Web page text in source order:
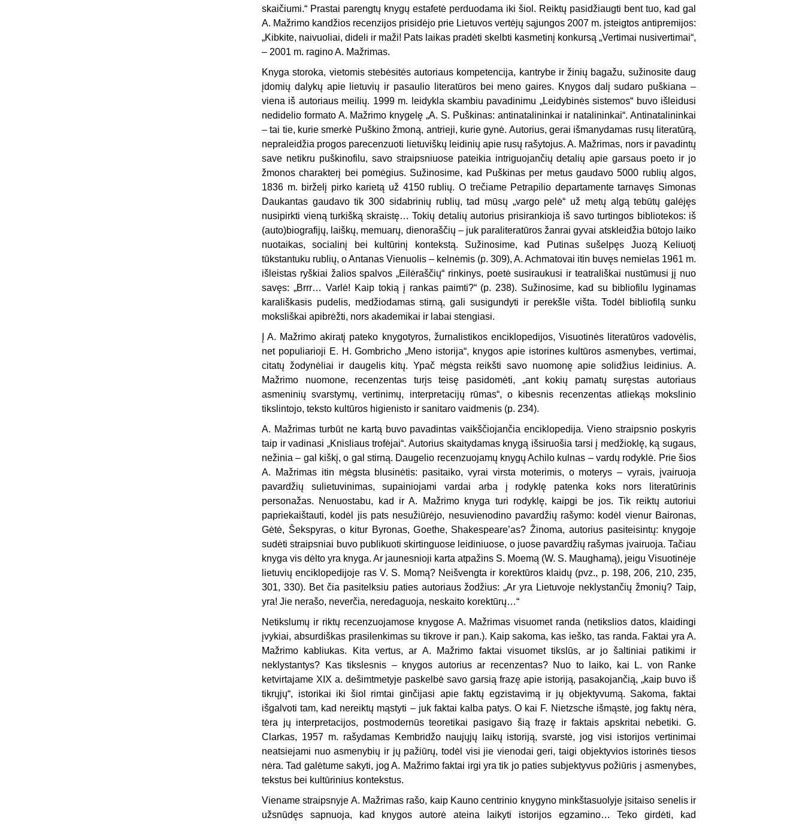
skaičiumi.“ Prastai parengtų knygų estafetė perduodama iki šiol. Reiktų pasidžiaugti bent tuo, kad gal
A. Mažrimo kandžios recenzijos prisidėjo prie Lietuvos vertėjų sąjungos 2007 m. įsteigtos antipremijos:
„Kibkite, naivuoliai, dideli ir maži! Pats laikas pradėti skelbti kasmetinį konkursą „Vertimai nusivertimai“,
– 2001 m. ragino A. Mažrimas.
Knyga storoka, vietomis stebėsitės autoriaus kompetencija, kantrybe ir žinių bagažu, sužinosite daug
įdomių dalykų apie lietuvių ir pasaulio literatūros bei meno gaires. Knygos dalį sudaro puškiana –
viena iš autoriaus meilių. 1999 m. leidykla skambiu pavadinimu „Leidybinės sistemos“ buvo išleidusi
nedidelio formato A. Mažrimo knygelę „A. S. Puškinas: antinatalininkai ir natalininkai“. Antinatalininkai
– tai tie, kurie smerkė Puškino žmoną, antrieji, kurie gynė. Autorius, gerai išmanydamas rusų literatūrą,
nepraleidžia progos parecenzuoti lietuviškų leidinių apie rusų rašytojus. A. Mažrimas, nors ir pavadintų
save netikru puškinofilu, savo straipsniuose pateikia intriguojančių detalių apie garsaus poeto ir jo
žmonos charakterį bei pomėgius. Sužinosime, kad Puškinas per metus gaudavo 5000 rublių algos,
1836 m. birželį pirko karietą už 4150 rublių. O trečiame Petrapilio departamente tarnavęs Simonas
Daukantas gaudavo tik 300 sidabrinių rublių, tad mūsų „vargo pelė“ už metų algą tebūtų galėjęs
nusipirkti vieną turkišką skraistę… Tokių detalių autorius prisirankioja iš savo turtingos bibliotekos: iš
(auto)biografijų, laiškų, memuarų, dienoraščių – juk paraliteratūros žanrai gyvai atskleidžia būtojo laiko
nuotaikas, socialinį bei kultūrinį kontekstą. Sužinosime, kad Putinas sušelpęs Juozą Keliuotį
tūkstantuku rublių, o Antanas Vienuolis – kelnėmis (p. 309), A. Achmatovai itin buvęs nemielas 1961 m.
išleistas ryškiai žalios spalvos „Eilėraščių“ rinkinys, poetė susiraukusi ir teatrališkai nustūmusi jį nuo
savęs: „Brrr… Varlė! Kaip tokią į rankas paimti?“ (p. 238). Sužinosime, kad su bibliofilu lyginamas
karališkasis pudelis, medžiodamas stirną, gali susigundyti ir perekšle višta. Todėl bibliofilą sunku
moksliškai apibrėžti, nors akademikai ir labai stengiasi.
Į A. Mažrimo akiratį pateko knygotyros, žurnalistikos enciklopedijos, Visuotinės literatūros vadovėlis,
net populiarioji E. H. Gombricho „Meno istorija“, knygos apie istorines kultūros asmenybes, vertimai,
citatų žodynėliai ir daugelis kitų. Ypač mėgsta reikšti savo nuomonę apie solidžius leidinius. A.
Mažrimo nuomone, recenzentas turįs teisę pasidomėti, „ant kokių pamatų suręstas autoriaus
asmeninių svarstymų, vertinimų, interpretacijų rūmas“, o kibesnis recenzentas atliekąs mokslinio
tikslintojo, teksto kultūros higienisto ir sanitaro vaidmenis (p. 234).
A. Mažrimas turbūt ne kartą buvo pavadintas vaikščiojančia enciklopedija. Vieno straipsnio poskyris
taip ir vadinasi „Knisliaus trofėjai“. Autorius skaitydamas knygą išsiruošia tarsi į medžioklę, ką sugaus,
nežinia – gal kiškį, o gal stirną. Daugelio recenzuojamų knygų Achilo kulnas – vardų rodyklė. Prie šios
A. Mažrimas itin mėgsta blusinėtis: pasitaiko, vyrai virsta moterimis, o moterys – vyrais, įvairuoja
pavardžių sulietuvinimas, supainiojami vardai arba į rodyklę patenka koks nors literatūrinis
personažas. Nenuostabu, kad ir A. Mažrimo knyga turi rodyklę, kaipgi be jos. Tik reiktų autoriui
papriekaištauti, kodėl jis pats nesužiūrėjo, nesuvienodino pavardžių rašymo: kodėl vienur Baironas,
Gėtė, Šekspyras, o kitur Byronas, Goethe, Shakespeare’as? Žinoma, autorius pasiteisintų: knygoje
sudėti straipsniai buvo publikuoti skirtinguose leidiniuose, o juose pavardžių rašymas įvairuoja. Tačiau
knyga vis dėlto yra knyga. Ar jaunesnioji karta atpažins S. Moemą (W. S. Maughamą), jeigu Visuotinėje
lietuvių enciklopedijoje ras V. S. Momą? Neišvengta ir korektūros klaidų (pvz., p. 198, 206, 210, 235,
301, 330). Bet čia pasitelksiu paties autoriaus žodžius: „Ar yra Lietuvoje neklystančių žmonių? Taip,
yra! Jie nerašo, neverčia, neredaguoja, neskaito korektūrų…“
Netikslumų ir riktų recenzuojamose knygose A. Mažrimas visuomet randa (netikslios datos, klaidingi
įvykiai, absurdiškas prasilenkimas su tikrove ir pan.). Kaip sakoma, kas ieško, tas randa. Faktai yra A.
Mažrimo kabliukas. Kita vertus, ar A. Mažrimo faktai visuomet tikslūs, ar jo šaltiniai patikimi ir
neklystantys? Kas tikslesnis – knygos autorius ar recenzentas? Nuo to laiko, kai L. von Ranke
ketvirtajame XIX a. dešimtmetyje paskelbė savo garsią frazę apie istoriją, pasakojančią, „kaip buvo iš
tikrųjų“, istorikai iki šiol rimtai ginčijasi apie faktų egzistavimą ir jų objektyvumą. Sakoma, faktai
išgalvoti tam, kad nereiktų mąstyti – juk faktai kalba patys. O kai F. Nietzsche išmąstė, jog faktų nėra,
tėra jų interpretacijos, postmodernūs teoretikai pasigavo šią frazę ir faktais apskritai nebetiki. G.
Clarkas, 1957 m. rašydamas Kembridžo naujųjų laikų istoriją, svarstė, jog visi istorijos vertinimai
neatsiejami nuo asmenybių ir jų pažiūrų, todėl visi jie vienodai geri, taigi objektyvios istorinės tiesos
nėra. Tad galėtume sakyti, jog A. Mažrimo faktai irgi yra tik jo paties subjektyvus požiūris į asmenybes,
tekstus bei kultūrinius kontekstus.
Viename straipsnyje A. Mažrimas rašo, kaip Kauno centrinio knygyno minkštasuolyje įsitaiso senelis ir
užsnūdęs sapnuoja, kad knygos autorė ateina laikyti istorijos egzamino… Teko girdėti, kad